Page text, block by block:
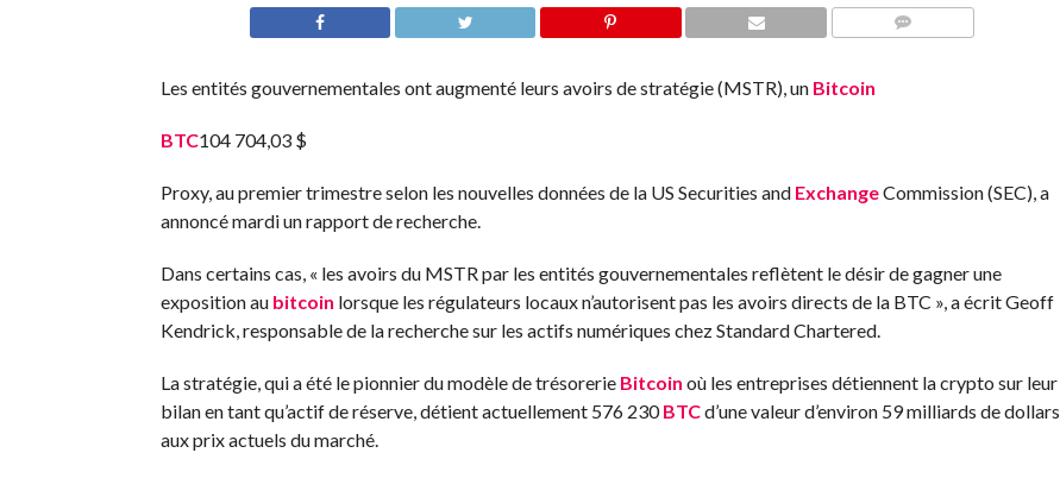
Les entités gouvernementales ont augmenté leurs avoirs de stratégie (MSTR), un Bitcoin
BTC104 704,03 $
Proxy, au premier trimestre selon les nouvelles données de la US Securities and ExchangeCommission (SEC), a
annoncé mardi un rapport de recherche.
Dans certains cas, « les avoirs du MSTR par les entités gouvernementales reflètent le désir de gagner une
exposition au bitcoin lorsque les régulateurs locaux n’autorisent pas les avoirs directs de la BTC », a écrit Geoff
Kendrick, responsable de la recherche sur les actifs numériques chez Standard Chartered.
La stratégie, qui a été le pionnier du modèle de trésorerie Bitcoin où les entreprises détiennent la crypto sur leur
bilan en tant qu’actif de réserve, détient actuellement 576 230BTCd’une valeur d’environ 59 milliards de dollars
aux prix actuels du marché.